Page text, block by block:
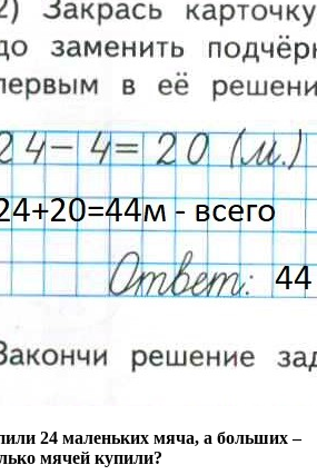
24 маленьких мяча, а больших –
мячей купили?